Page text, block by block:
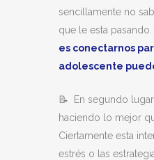
sencillamente no
que le esta pasando.
es conectarnos
adolescente
📝 En segundo
haciendo lo mejor
Ciertamente esta
estrés o las